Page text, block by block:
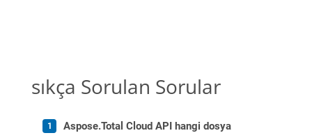
sıkça Sorulan Sorular
Aspose.Total Cloud API hangi dosya